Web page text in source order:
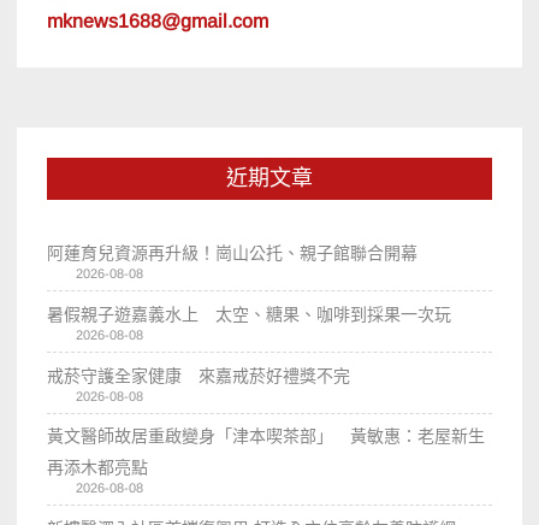
mknews1688@gmail.com
近期文章
阿蓮育兒資源再升級！崗山公托、親子館聯合開幕
2026-08-08
暑假親子遊嘉義水上 太空、糖果、咖啡到採果一次玩
2026-08-08
戒菸守護全家健康 來嘉戒菸好禮獎不完
2026-08-08
黃文醫師故居重啟變身「津本喫茶部」 黃敏惠：老屋新生
再添木都亮點
2026-08-08